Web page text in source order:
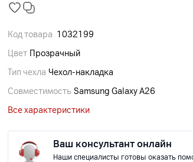
Код товара 1032199
Цвет Прозрачный
Тип чехла Чехол-накладка
Совместимость Samsung Galaxy A26
Все характеристики
Ваш консультант онлайн
Наши специалисты готовы оказать